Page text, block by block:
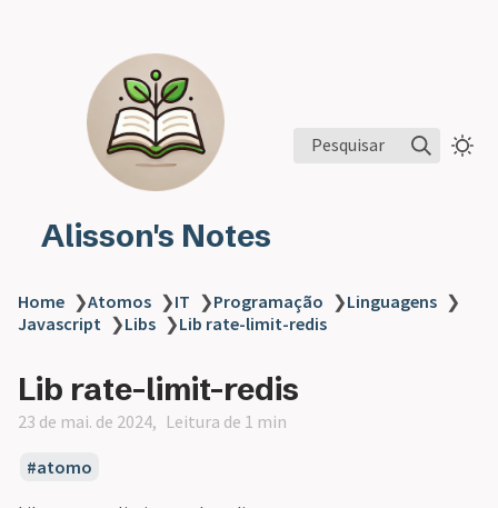
Alisson's Notes
Pesquisar
Home ❯Atomos ❯IT ❯Programação ❯Linguagens ❯
Javascript ❯Libs ❯Lib rate-limit-redis
Lib rate-limit-redis
23 de mai. de 2024 Leitura de 1 min
atomo